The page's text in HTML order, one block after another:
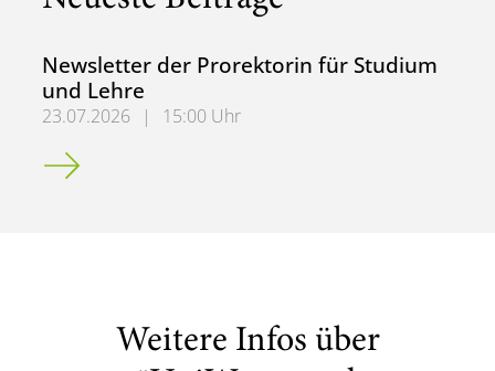
Newsletter der Prorektorin für Studium
und Lehre
23.07.2026 |
15:00 Uhr
Newsletter der Prorektorin für Studium und Lehre
Weitere Infos über